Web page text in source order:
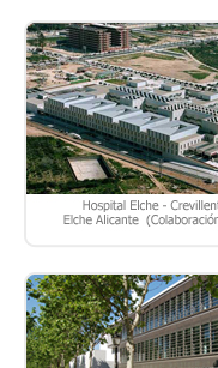
CENTRO DE SALUD
CASTILLOS”, ALCORCÓN –
HOSPITAL DEL TAJO,
(MADRID).